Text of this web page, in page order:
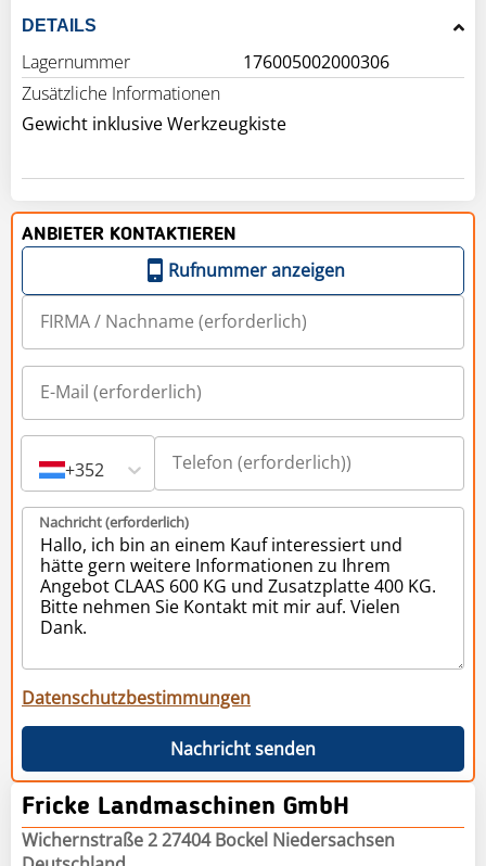
DETAILS
Lagernummer
176005002000306
Zusätzliche Informationen
Gewicht inklusive Werkzeugkiste
ANBIETER KONTAKTIEREN
Rufnummer anzeigen
+352
Nachricht (erforderlich)
Datenschutzbestimmungen
Nachricht senden
Fricke Landmaschinen GmbH
Wichernstraße 2 27404 Bockel Niedersachsen